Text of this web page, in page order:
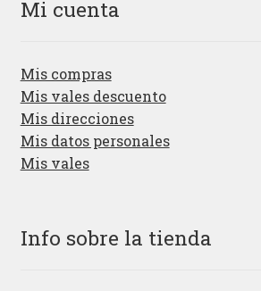
Mi cuenta
Mis compras
Mis vales descuento
Mis direcciones
Mis datos personales
Mis vales
Info sobre la tienda